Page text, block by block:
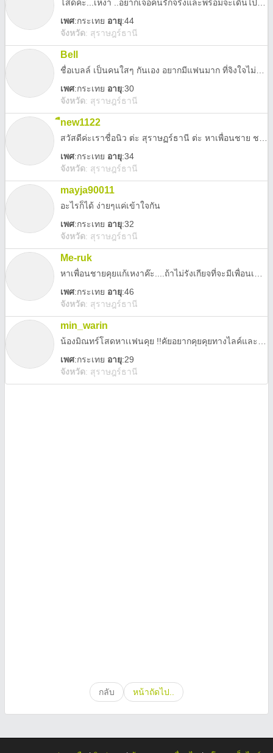
เพศ:กระเทย อายุ:44
จังหวัด: สุราษฎร์ธานี
Bell
เพศ:กระเทย อายุ:30
จังหวัด: สุราษฎร์ธานี
ืnew1122
เพศ:กระเทย อายุ:34
จังหวัด: สุราษฎร์ธานี
mayja90011
อะไรก็ได้ ง่ายๆแค่เข้าใจกัน
เพศ:กระเทย อายุ:32
จังหวัด: สุราษฎร์ธานี
Me-ruk
เพศ:กระเทย อายุ:46
จังหวัด: สุราษฎร์ธานี
min_warin
เพศ:กระเทย อายุ:29
จังหวัด: สุราษฎร์ธานี
กลับ หน้าถัดไป..